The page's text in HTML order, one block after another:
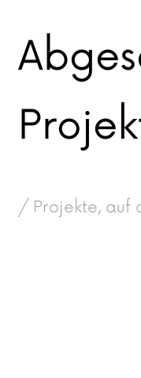
/ Projekte, auf